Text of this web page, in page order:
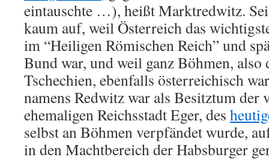
eintauschte …), heißt Marktredwitz.
kaum auf, weil Österreich das
im “Heiligen Römischen Reich” und
Bund war, und weil ganz Böhmen, also
Tschechien, ebenfalls österreichisch
namens Redwitz war als Besitztum der
ehemaligen Reichsstadt Eger, des
selbst an Böhmen verpfändet wurde,
in den Machtbereich der Habsburger